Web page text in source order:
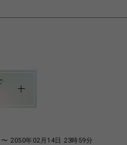
2050年02月14日 23時59分